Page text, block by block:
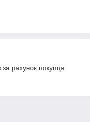
рахунок покупця